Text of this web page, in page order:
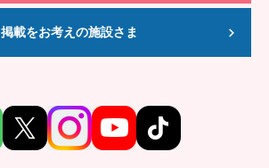
掲載をお考えの施設さま